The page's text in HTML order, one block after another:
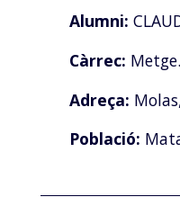
Alumni:
Càrrec: Metge.
Adreça:
Població: